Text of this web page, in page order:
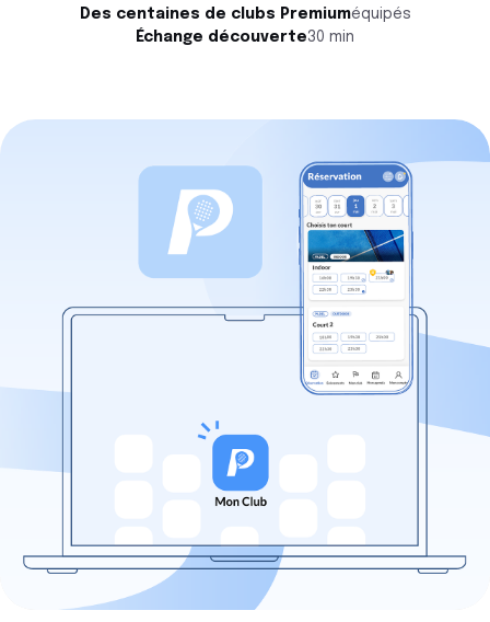
Des centaines de clubs Premiuméquipés
Échange découverte30 min